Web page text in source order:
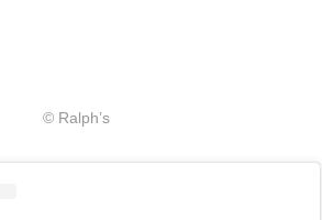
© Ralph’s